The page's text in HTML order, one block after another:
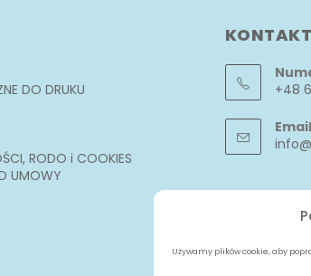
Używamy plików cookie, aby
DO DRUKU
RODO i COOKIES
UMOWY
KONTAKT
+48